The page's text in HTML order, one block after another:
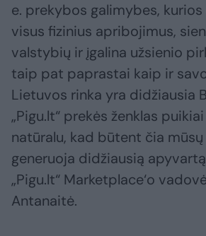
e. prekybos galimybes,
visus fizinius apribojimus,
valstybių ir įgalina užsienio
taip pat paprastai kaip ir
Lietuvos rinka yra didžiausia
„Pigu.lt“ prekės ženklas
natūralu, kad būtent čia
generuoja didžiausią
„Pigu.lt“ Marketplace‘o
Antanaitė.